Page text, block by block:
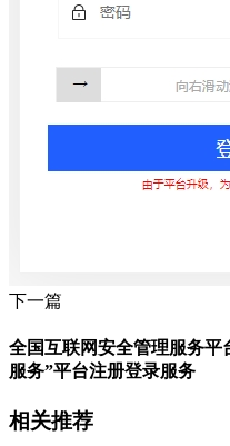
下一篇
全国互联网安全管理服务平
服务”平台注册登录服务
相关推荐